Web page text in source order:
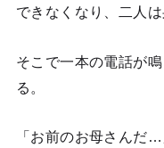
できなくなり、二人
そこで一本の電話が
る。
「お前のお母さんだ…